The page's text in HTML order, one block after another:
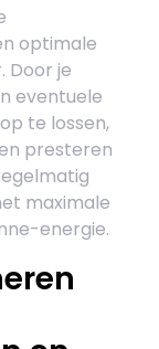
optimale
Door je
eventuele
te lossen,
presteren
maximale
energie.